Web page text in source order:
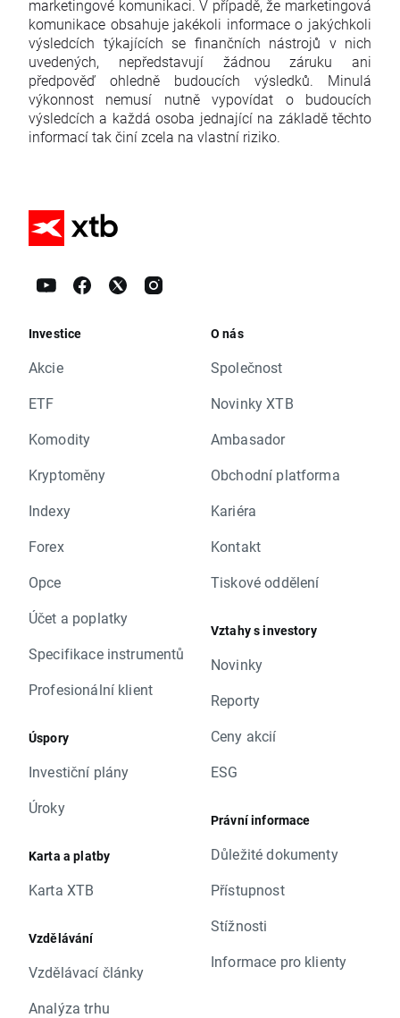
marketingové komunikaci. V případě, že marketingová
komunikace obsahuje jakékoli informace o jakýchkoli
výsledcích týkajících se finančních nástrojů v nich
uvedených, nepředstavují žádnou záruku ani
předpověď ohledně budoucích výsledků. Minulá
výkonnost nemusí nutně vypovídat o budoucích
výsledcích a každá osoba jednající na základě těchto
informací tak činí zcela na vlastní riziko.
Investice
Akcie
ETF
Komodity
Kryptoměny
Indexy
Forex
Opce
Účet a poplatky
Specifikace instrumentů
Profesionální klient
Úspory
Investiční plány
Úroky
Karta a platby
Karta XTB
Vzdělávání
Vzdělávací články
Analýza trhu
O nás
Společnost
Novinky XTB
Ambasador
Obchodní platforma
Kariéra
Kontakt
Tiskové oddělení
Vztahy s investory
Novinky
Reporty
Ceny akcií
ESG
Právní informace
Důležité dokumenty
Přístupnost
Stížnosti
Informace pro klienty